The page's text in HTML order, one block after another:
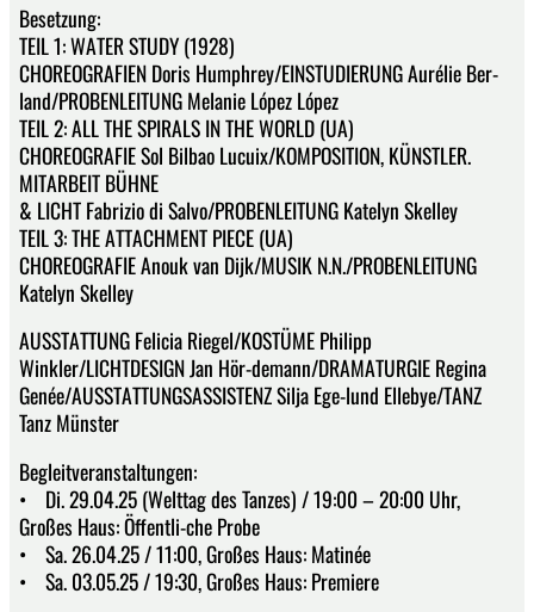
Besetzung:
TEIL 1: WATER STUDY (1928)
CHOREOGRAFIEN Doris Humphrey/EINSTUDIERUNG Aurélie Ber-
land/PROBENLEITUNG Melanie López López
TEIL 2: ALL THE SPIRALS IN THE WORLD (UA)
CHOREOGRAFIE Sol Bilbao Lucuix/KOMPOSITION, KÜNSTLER.
MITARBEIT BÜHNE
& LICHT Fabrizio di Salvo/PROBENLEITUNG Katelyn Skelley
TEIL 3: THE ATTACHMENT PIECE (UA)
CHOREOGRAFIE Anouk van Dijk/MUSIK N.N./PROBENLEITUNG
Katelyn Skelley
AUSSTATTUNG Felicia Riegel/KOSTÜME Philipp
Winkler/LICHTDESIGN Jan Hör-demann/DRAMATURGIE Regina
Genée/AUSSTATTUNGSASSISTENZ Silja Ege-lund Ellebye/TANZ
Tanz Münster
Begleitveranstaltungen:
• Di. 29.04.25 (Welttag des Tanzes) / 19:00 – 20:00 Uhr,
Großes Haus: Öffentli-che Probe
• Sa. 26.04.25 / 11:00, Großes Haus: Matinée
• Sa. 03.05.25 / 19:30, Großes Haus: Premiere